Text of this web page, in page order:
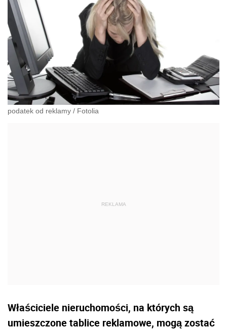
podatek od reklamy / Fotolia
Właściciele nieruchomości, na których są
umieszczone tablice reklamowe, mogą zostać